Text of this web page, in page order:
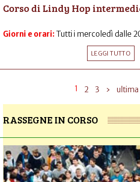
Corso di Lindy Hop
Giorni e orari: Tutti i mercoledì dalle
LEGGI TUTTO
1 2 3 ›
RASSEGNE IN CORSO